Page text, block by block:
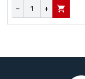
− + В